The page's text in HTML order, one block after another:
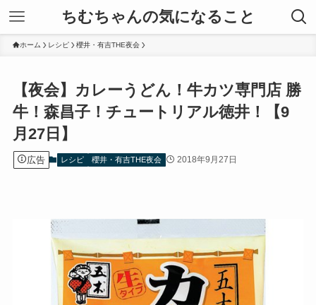
ちむちゃんの気になること
ホーム レシピ 櫻井・有吉THE夜会
【夜会】カレーうどん！牛カツ専門店 勝
牛！森昌子！チュートリアル徳井！【9
月27日】
広告 レシピ 櫻井・有吉THE夜会 2018年9月27日